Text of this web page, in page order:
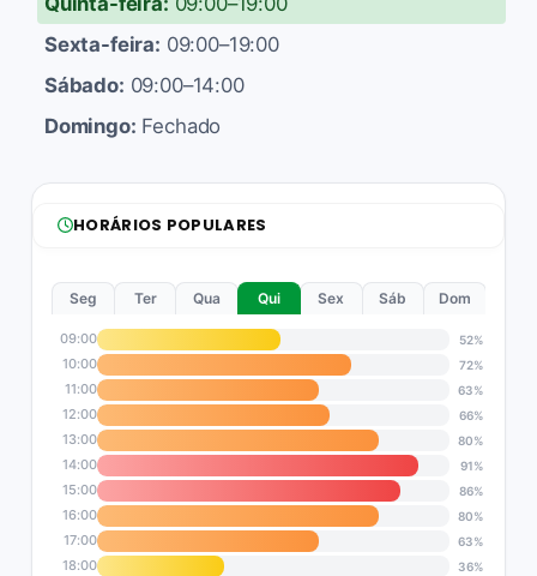
Sexta-feira: 09:00–19:00
Sábado: 09:00–14:00
Domingo: Fechado
HORÁRIOS POPULARES
Seg Ter Qua Qui Sex Sáb Dom
09:00 52%
10:00 72%
11:00 63%
12:00 66%
13:00 80%
14:00 91%
15:00 86%
16:00 80%
17:00 63%
18:00 36%